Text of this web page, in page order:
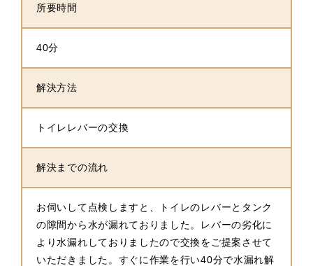
所要時間
40分
解決方法
トイレレバーの交換
解決までの流れ
お伺いして点検しますと、トイレのレバーとタンク
の隙間から水が漏れておりました。レバーの劣化に
より水漏れしておりましたので交換をご提案させて
いただきました。すぐに作業を行い40分で水漏れ解